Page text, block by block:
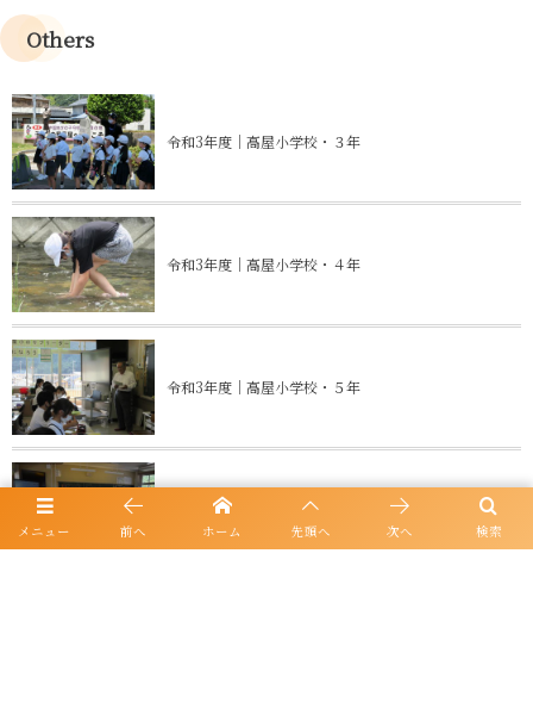
Others
令和3年度｜高屋小学校・３年
令和3年度｜高屋小学校・４年
令和3年度｜高屋小学校・５年
令和3年度｜高屋小学校・６年
メニュー 検索
前へ ホーム 先頭へ 次へ